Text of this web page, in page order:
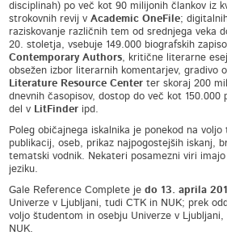
disciplinah) po več kot 90 milijonih člankov iz
strokovnih revij vAcademic OneFile;
raziskovanje različnih tem od srednjega veka
20. stoletja, vsebuje 149.000 biografskih
Contemporary Authors, kritične literarne
obsežen izbor literarnih komentarjev, gradivo
Literature Resource Center ter skoraj 200
dnevnih časopisov, dostop do več kot
del v LitFinder ipd.
Poleg običajnega iskalnika je ponekod na
publikacij, oseb, prikaz najpogostejših iskanj,
tematski vodnik. Nekateri posamezni viri imajo
jeziku.
Gale Reference Complete jedo 13. aprila
Univerze v Ljubljani, tudi CTK in NUK; prek
voljo študentom in osebju Univerze v
NUK.